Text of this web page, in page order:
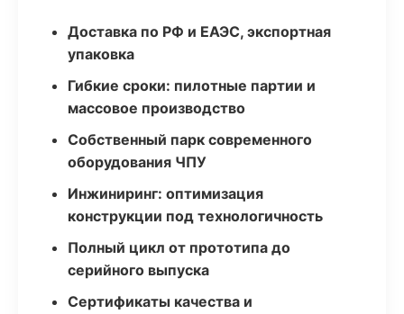
Доставка по РФ и ЕАЭС, экспортная
упаковка
Гибкие сроки: пилотные партии и
массовое производство
Собственный парк современного
оборудования ЧПУ
Инжиниринг: оптимизация
конструкции под технологичность
Полный цикл от прототипа до
серийного выпуска
Сертификаты качества и